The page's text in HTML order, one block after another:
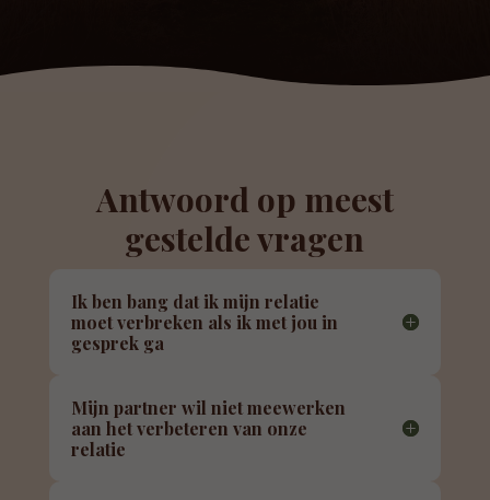
Antwoord op meest
gestelde vragen
Ik ben bang dat ik mijn relatie
moet verbreken als ik met jou in
gesprek ga
Mijn partner wil niet meewerken
aan het verbeteren van onze
relatie